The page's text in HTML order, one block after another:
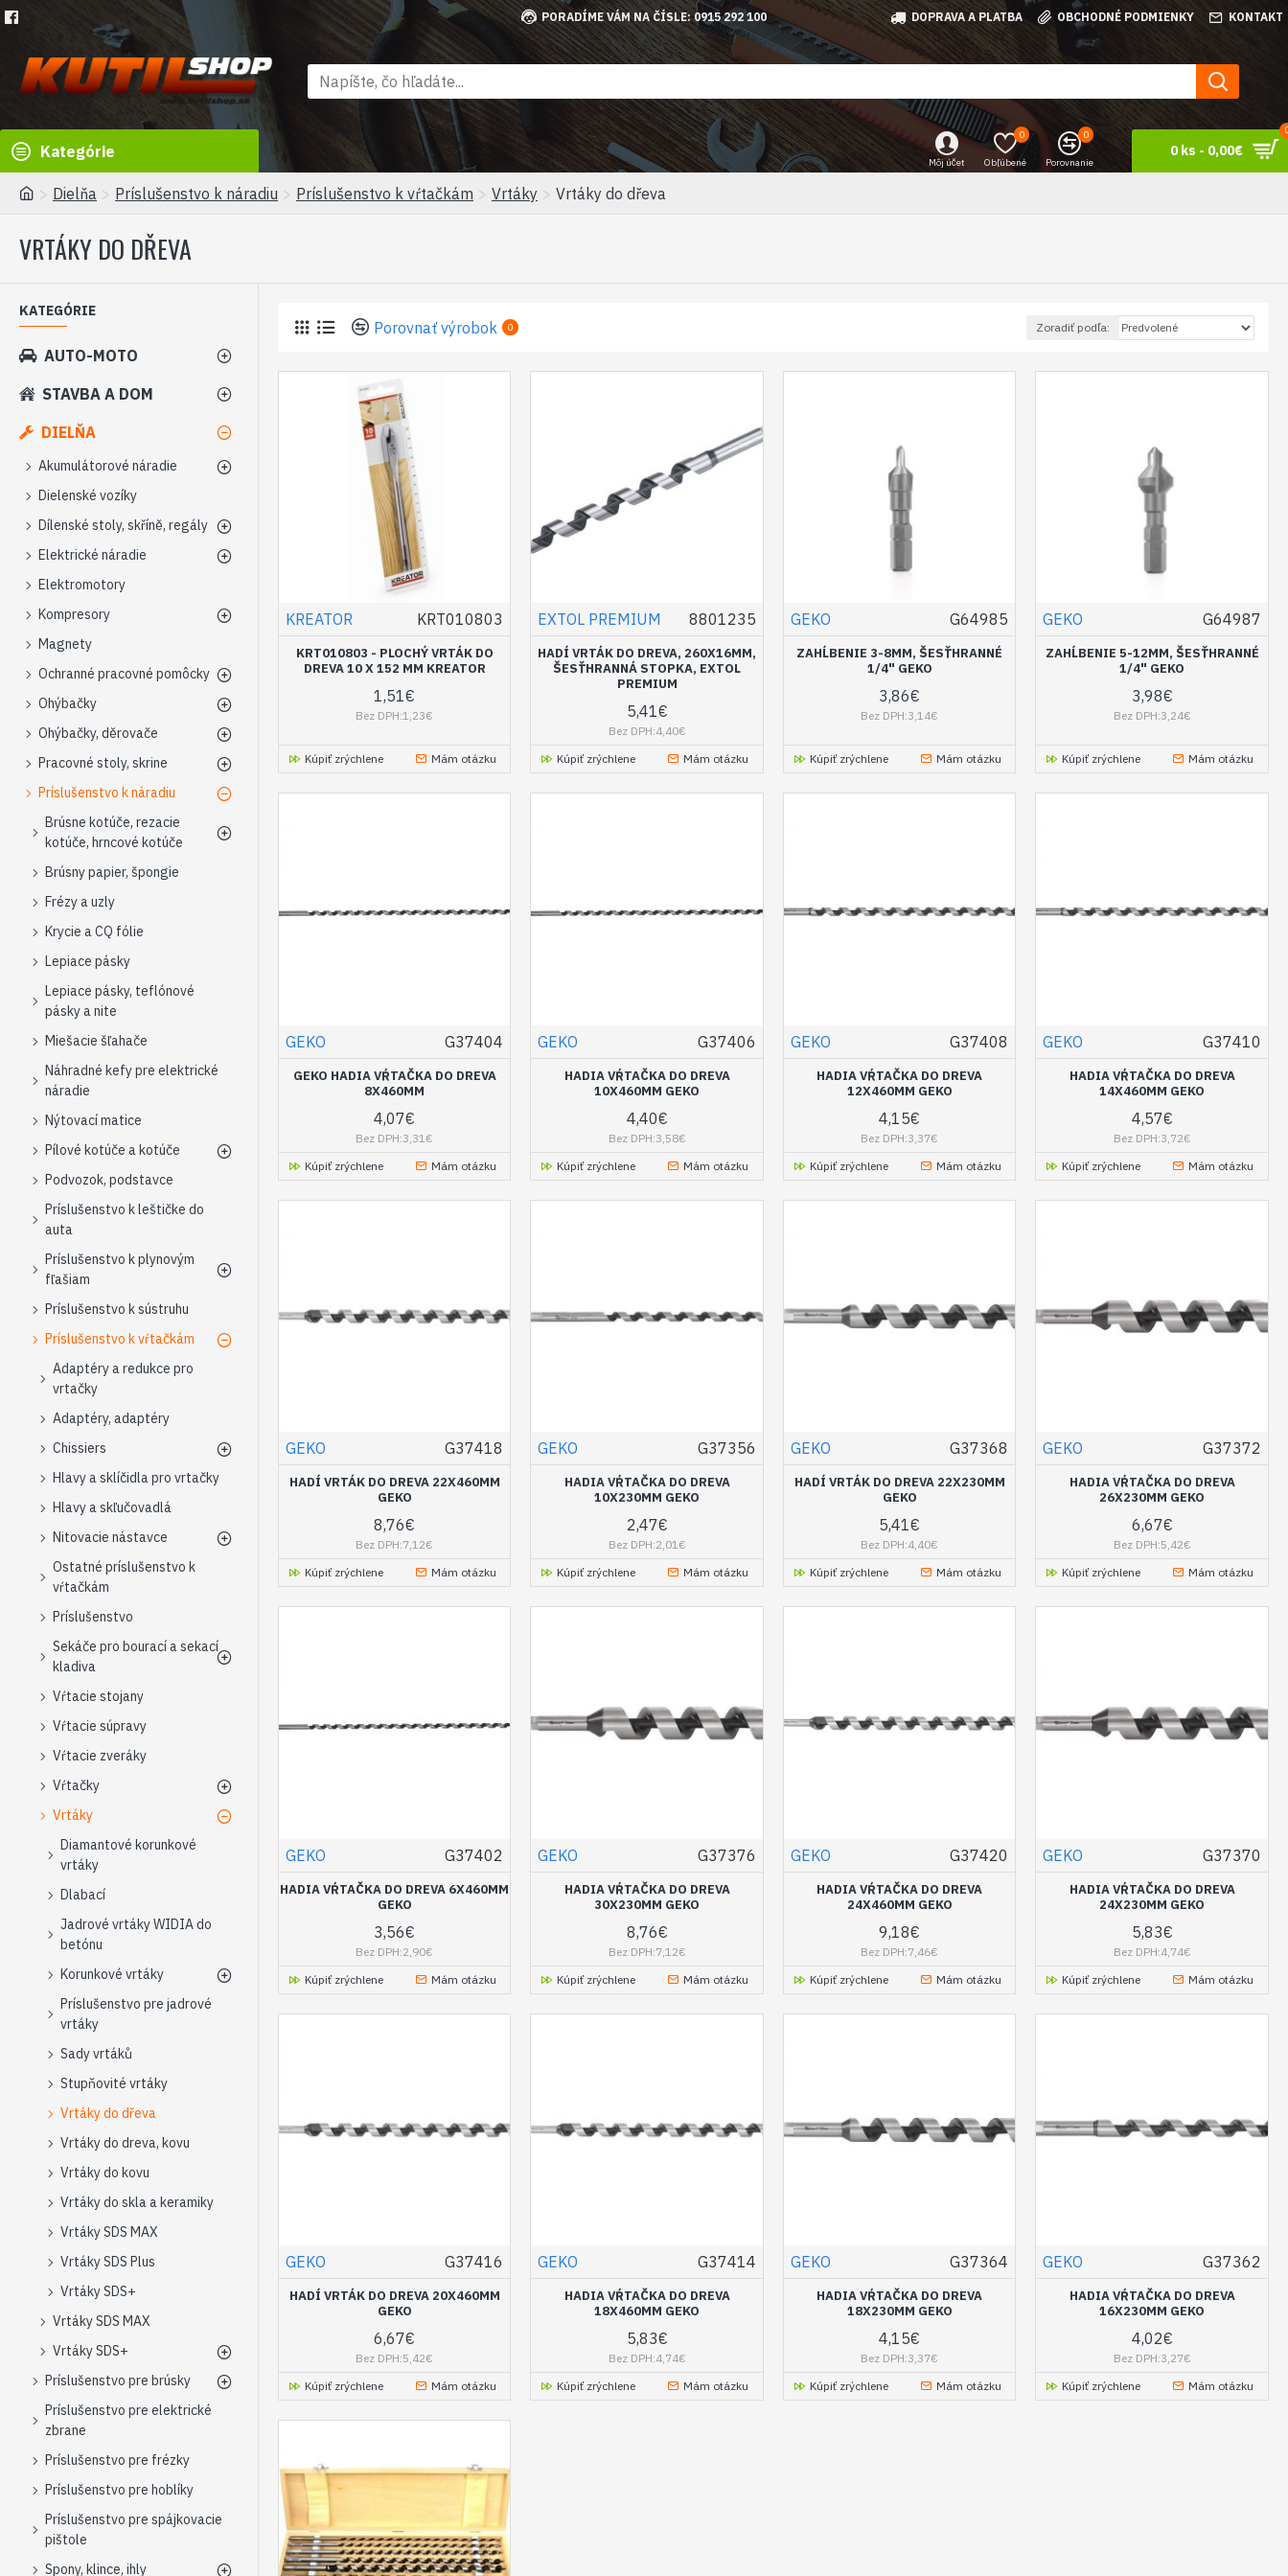
PORADÍME VÁM NA ČÍSLE: 0915 292 100 DOPRAVA A PLATBA OBCHODNÉ PODMIENKY KONTAKT
Kategórie
Môj účet Obľúbené
0
Porovnanie
0
0 ks - 0,00€
Dielňa Príslušenstvo k náradiu Príslušenstvo k vŕtačkám Vrtáky Vrtáky do dřeva
VRTÁKY DO DŘEVA
KATEGÓRIE
AUTO-MOTO
STAVBA A DOM
DIELŇA
Akumulátorové náradie
Dielenské vozíky
Dílenské stoly, skříně, regály
Elektrické náradie
Elektromotory
Kompresory
Magnety
Ochranné pracovné pomôcky
Ohýbačky
Ohýbačky, děrovače
Pracovné stoly, skrine
Príslušenstvo k náradiu
Brúsne kotúče, rezacie
kotúče, hrncové kotúče
Brúsny papier, špongie
Frézy a uzly
Krycie a CQ fólie
Lepiace pásky
Lepiace pásky, teflónové
pásky a nite
Miešacie šľahače
Náhradné kefy pre elektrické
náradie
Nýtovací matice
Pílové kotúče a kotúče
Podvozok, podstavce
Príslušenstvo k leštičke do
auta
Príslušenstvo k plynovým
fľašiam
Príslušenstvo k sústruhu
Príslušenstvo k vŕtačkám
Adaptéry a redukce pro
vrtačky
Adaptéry, adaptéry
Chissiers
Hlavy a sklíčidla pro vrtačky
Hlavy a skľučovadlá
Nitovacie nástavce
Ostatné príslušenstvo k
vŕtačkám
Príslušenstvo
Sekáče pro bourací a sekací
kladiva
Vŕtacie stojany
Vŕtacie súpravy
Vŕtacie zveráky
Vŕtačky
Vrtáky
Diamantové korunkové
vrtáky
Dlabací
Jadrové vrtáky WIDIA do
betónu
Korunkové vrtáky
Príslušenstvo pre jadrové
vrtáky
Sady vrtáků
Stupňovité vrtáky
Vrtáky do dřeva
Vrtáky do dreva, kovu
Vrtáky do kovu
Vrtáky do skla a keramiky
Vrtáky SDS MAX
Vrtáky SDS Plus
Vrtáky SDS+
Vrtáky SDS MAX
Vrtáky SDS+
Príslušenstvo pre brúsky
Príslušenstvo pre elektrické
zbrane
Príslušenstvo pre frézky
Príslušenstvo pre hoblíky
Príslušenstvo pre spájkovacie
pištole
Spony, klince, ihly
Porovnať výrobok 0 Zoradiť podľa:
KREATOR KRT010803
KRT010803 - PLOCHÝ VRTÁK DO
DREVA 10 X 152 MM KREATOR
1,51€
Bez DPH:1,23€
Kúpiť zrýchlene Mám otázku
EXTOL PREMIUM 8801235
HADÍ VRTÁK DO DREVA, 260X16MM,
ŠESŤHRANNÁ STOPKA, EXTOL
PREMIUM
5,41€
Bez DPH:4,40€
Kúpiť zrýchlene
Mám otázku
GEKO G64985
ZAHĹBENIE 3-8MM, ŠESŤHRANNÉ
1/4" GEKO
3,86€
Bez DPH:3,14€
Kúpiť zrýchlene Mám otázku
GEKO G64987
ZAHĹBENIE 5-12MM, ŠESŤHRANNÉ
1/4" GEKO
3,98€
Bez DPH:3,24€
Kúpiť zrýchlene Mám otázku
GEKO G37404
GEKO HADIA VŔTAČKA DO DREVA
8X460MM
4,07€
Bez DPH:3,31€
Kúpiť zrýchlene
Mám otázku
GEKO G37406
HADIA VŔTAČKA DO DREVA
10X460MM GEKO
4,40€
Bez DPH:3,58€
Kúpiť zrýchlene
Mám otázku
GEKO G37408
HADIA VŔTAČKA DO DREVA
12X460MM GEKO
4,15€
Bez DPH:3,37€
Kúpiť zrýchlene
Mám otázku
GEKO G37410
HADIA VŔTAČKA DO DREVA
14X460MM GEKO
4,57€
Bez DPH:3,72€
Kúpiť zrýchlene
Mám otázku
GEKO G37418
HADÍ VRTÁK DO DREVA 22X460MM
GEKO
8,76€
Bez DPH:7,12€
Kúpiť zrýchlene
Mám otázku
GEKO G37356
HADIA VŔTAČKA DO DREVA
10X230MM GEKO
2,47€
Bez DPH:2,01€
Kúpiť zrýchlene
Mám otázku
GEKO G37368
HADÍ VRTÁK DO DREVA 22X230MM
GEKO
5,41€
Bez DPH:4,40€
Kúpiť zrýchlene
Mám otázku
GEKO G37372
HADIA VŔTAČKA DO DREVA
26X230MM GEKO
6,67€
Bez DPH:5,42€
Kúpiť zrýchlene
Mám otázku
GEKO G37402
HADIA VŔTAČKA DO DREVA 6X460MM
GEKO
3,56€
Bez DPH:2,90€
Kúpiť zrýchlene
Mám otázku
GEKO G37376
HADIA VŔTAČKA DO DREVA
30X230MM GEKO
8,76€
Bez DPH:7,12€
Kúpiť zrýchlene
Mám otázku
GEKO G37420
HADIA VŔTAČKA DO DREVA
24X460MM GEKO
9,18€
Bez DPH:7,46€
Kúpiť zrýchlene
Mám otázku
GEKO G37370
HADIA VŔTAČKA DO DREVA
24X230MM GEKO
5,83€
Bez DPH:4,74€
Kúpiť zrýchlene
Mám otázku
GEKO G37416
HADÍ VRTÁK DO DREVA 20X460MM
GEKO
6,67€
Bez DPH:5,42€
Kúpiť zrýchlene
Mám otázku
GEKO G37414
HADIA VŔTAČKA DO DREVA
18X460MM GEKO
5,83€
Bez DPH:4,74€
Kúpiť zrýchlene
Mám otázku
GEKO G37364
HADIA VŔTAČKA DO DREVA
18X230MM GEKO
4,15€
Bez DPH:3,37€
Kúpiť zrýchlene
Mám otázku
GEKO G37362
HADIA VŔTAČKA DO DREVA
16X230MM GEKO
4,02€
Bez DPH:3,27€
Kúpiť zrýchlene
Mám otázku